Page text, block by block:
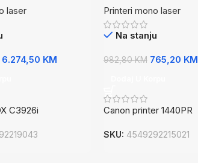
laser
6.274,50 KM
C3926i
Printeri mono laser
Na stanju
982,80KM 765,20 KM
Canon printer 1440PR
SKU: 4549292215021